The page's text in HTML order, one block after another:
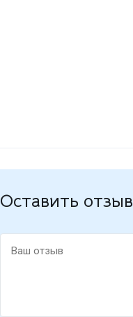
Оставить отзыв